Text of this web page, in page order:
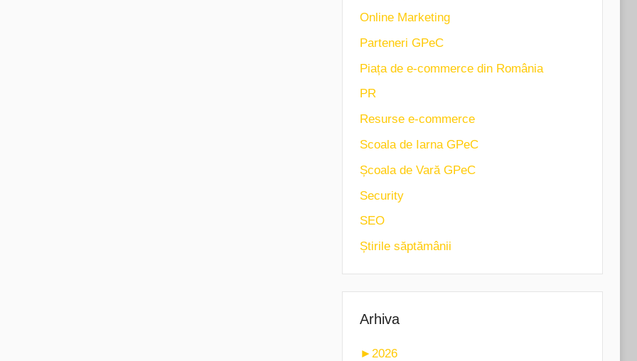
Online Marketing
Parteneri GPeC
Piața de e-commerce din România
PR
Resurse e-commerce
Scoala de Iarna GPeC
Școala de Vară GPeC
Security
SEO
Știrile săptămânii
Arhiva
► 2026